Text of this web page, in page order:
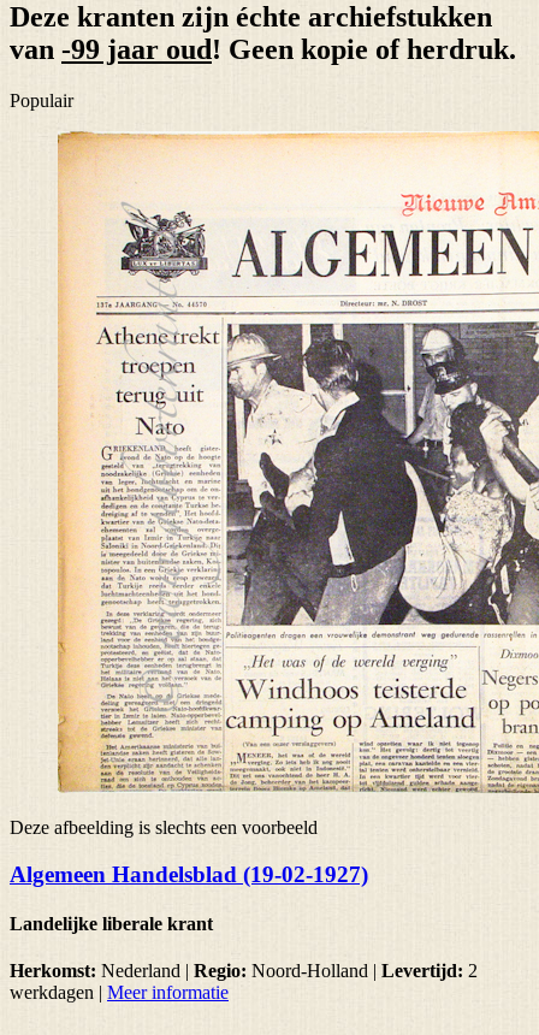
Deze kranten zijn échte archiefstukken
van -99 jaar oud ! Geen kopie of herdruk.
Populair
Deze afbeelding is slechts een voorbeeld
Algemeen Handelsblad (19-02-1927)
Landelijke liberale krant
Herkomst: Nederland | Regio: Noord-Holland | Levertijd: 2
werkdagen | Meer informatie